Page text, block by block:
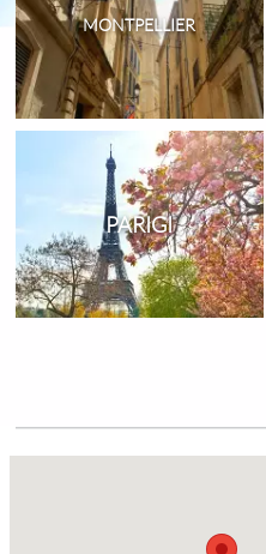
MONTPELLIER
PARIGI